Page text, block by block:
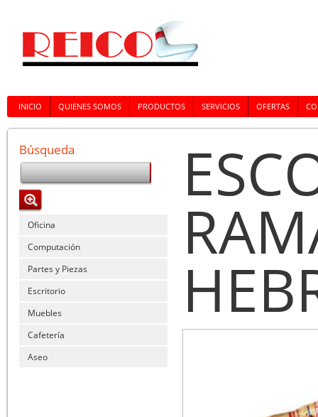
INICIO QUIENES SOMOS PRODUCTOS SERVICIOS OFERTAS
Búsqueda
Oficina
Computación
Partes y Piezas
Escritorio
Muebles
Cafetería
Aseo